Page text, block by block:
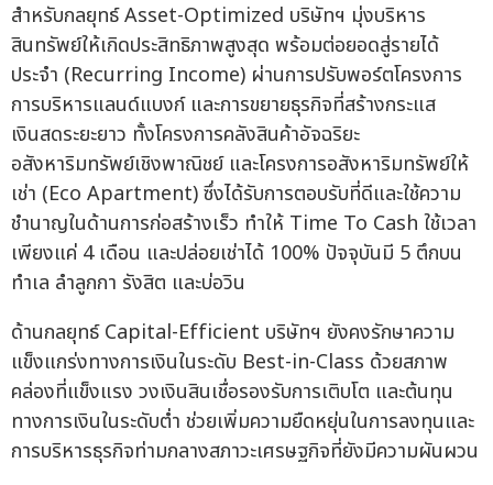
สำหรับกลยุทธ์ Asset-Optimized บริษัทฯ มุ่งบริหาร
สินทรัพย์ให้เกิดประสิทธิภาพสูงสุด พร้อมต่อยอดสู่รายได้
ประจำ (Recurring Income) ผ่านการปรับพอร์ตโครงการ
การบริหารแลนด์แบงก์ และการขยายธุรกิจที่สร้างกระแส
เงินสดระยะยาว ทั้งโครงการคลังสินค้าอัจฉริยะ
อสังหาริมทรัพย์เชิงพาณิชย์ และโครงการอสังหาริมทรัพย์ให้
เช่า (Eco Apartment) ซึ่งได้รับการตอบรับที่ดีและใช้ความ
ชำนาญในด้านการก่อสร้างเร็ว ทำให้ Time To Cash ใช้เวลา
เพียงแค่ 4 เดือน และปล่อยเช่าได้ 100% ปัจจุบันมี 5 ตึกบน
ทำเล ลำลูกกา รังสิต และบ่อวิน
ด้านกลยุทธ์ Capital-Efficient บริษัทฯ ยังคงรักษาความ
แข็งแกร่งทางการเงินในระดับ Best-in-Class ด้วยสภาพ
คล่องที่แข็งแรง วงเงินสินเชื่อรองรับการเติบโต และต้นทุน
ทางการเงินในระดับต่ำ ช่วยเพิ่มความยืดหยุ่นในการลงทุนและ
การบริหารธุรกิจท่ามกลางสภาวะเศรษฐกิจที่ยังมีความผันผวน